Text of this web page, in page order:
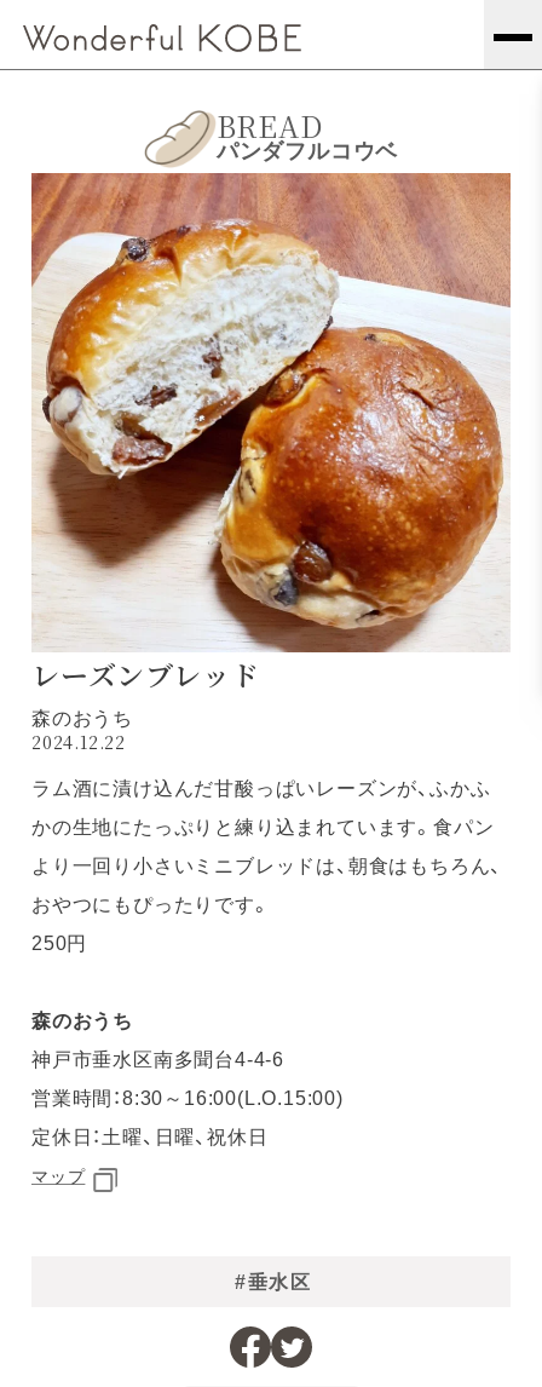
BREAD
パンダフルコウベ
レーズンブレッド
森のおうち
2024.12.22
ラム酒に漬け込んだ甘酸っぱいレーズンが、ふかふ
かの生地にたっぷりと練り込まれています。食パン
より一回り小さいミニブレッドは、朝食はもちろん、
おやつにもぴったりです。
250円
森のおうち
神戸市垂水区南多聞台4-4-6
営業時間：8:30～16:00(L.O.15:00)
定休日：土曜、日曜、祝休日
マップ
#垂水区